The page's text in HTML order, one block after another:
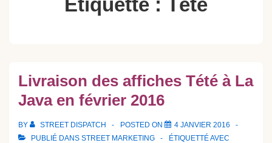
Étiquette : Tété
Livraison des affiches Tété à La
Java en février 2016
BY STREET DISPATCH POSTED ON
4 JANVIER 2016
PUBLIÉ DANS STREET MARKETING
ÉTIQUETTÉ AVEC